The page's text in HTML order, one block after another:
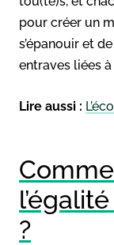
pour créer un
s’épanouir et
entraves liées
Lire aussi :
?